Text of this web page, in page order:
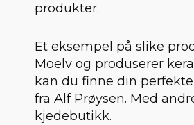
produkter.
Et eksempel på slike
Moelv og produserer
kan du finne din
fra Alf Prøysen. Med
kjedebutikk.